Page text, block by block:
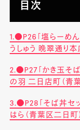
目次
1.●P26「塩らーめ
うしゅう 晩翠通り本
2.●P27「かき玉そ
の羽 二日店町（青
3.●P28「そば丼セ
はら（青葉区二日町